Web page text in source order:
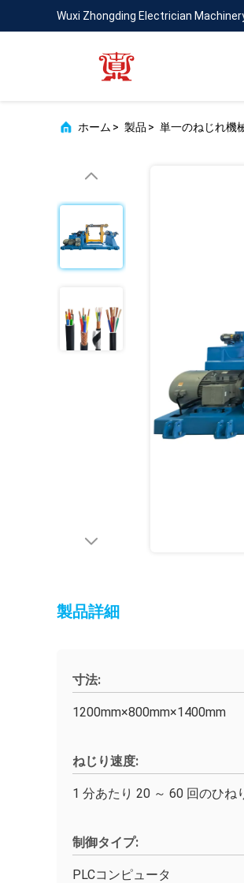
Wuxi Zhongding Electrician Machinery
ホーム > 製品 > 単一のねじれ機
製品詳細
寸法:
1200mm×800mm×1400mm
ねじり速度:
1 分あたり 20 ～ 60 回のひね
制御タイプ:
PLCコンピュータ